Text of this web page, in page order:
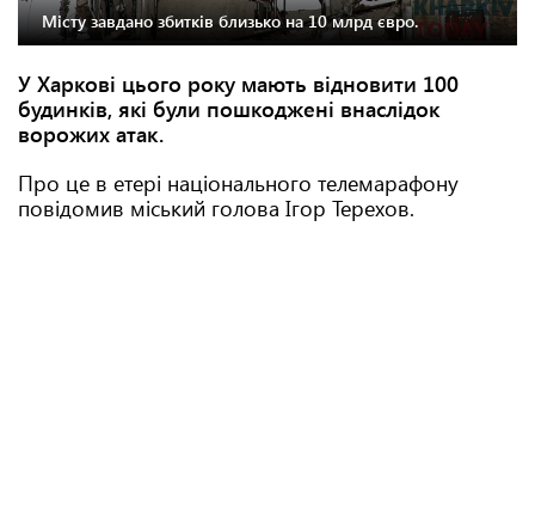
Місту завдано збитків близько на 10 млрд євро.
У Харкові цього року мають відновити 100
будинків, які були пошкоджені внаслідок
ворожих атак.
Про це в етері національного телемарафону
повідомив міський голова Ігор Терехов.